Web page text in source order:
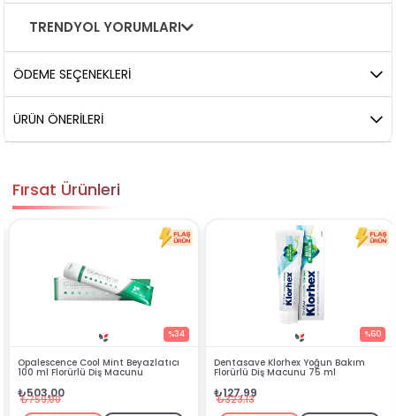
TRENDYOL YORUMLARI
ÖDEME SEÇENEKLERI
ÜRÜN ÖNERILERI
Fırsat Ürünleri
Dentasave Klorhex Yoğun Bakım
Florürlü Diş Macunu 75 ml
Black Berry Bitkisel